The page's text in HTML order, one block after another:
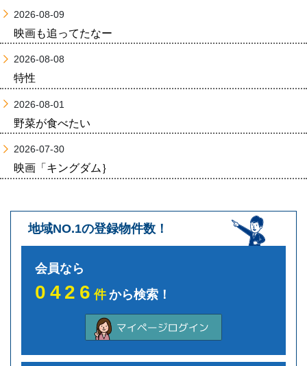
2026-08-09
映画も追ってたなー
2026-08-08
特性
2026-08-01
野菜が食べたい
2026-07-30
映画「キングダム｝
地域NO.1の登録物件数！
会員なら
0426件から検索！